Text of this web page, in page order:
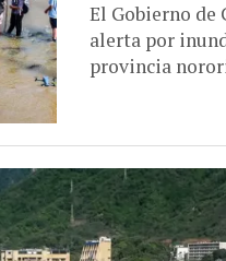
El Gobierno de
alerta por
provincia